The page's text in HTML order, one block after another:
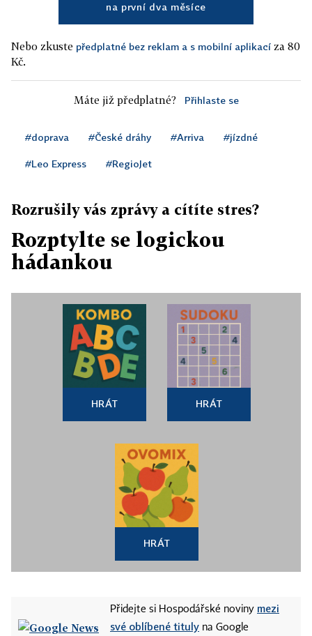
na první dva měsíce
Nebo zkuste předplatné bez reklam a s mobilní aplikací za 80
Kč.
Máte již předplatné? Přihlaste se
#doprava #České dráhy #Arriva #jízdné
#Leo Express #RegioJet
Rozrušily vás zprávy a cítíte stres?
Rozptylte se logickou
hádankou
HRÁT HRÁT
HRÁT
Přidejte si Hospodářské noviny mezi
své oblíbené tituly na Google